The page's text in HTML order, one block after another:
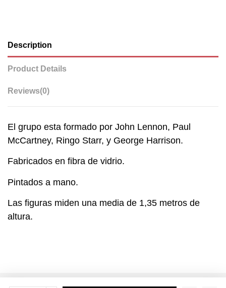
Description
Product Details
Reviews(0)
El grupo esta formado por John Lennon, Paul
McCartney, Ringo Starr, y George Harrison.
Fabricados en fibra de vidrio.
Pintados a mano.
Las figuras miden una media de 1,35 metros de
altura.